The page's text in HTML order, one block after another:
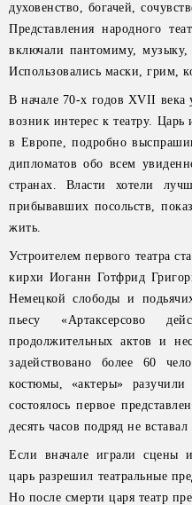
духовенство, богачей,
Представления народного
включали пантомиму,
Использовались маски, грим,
В начале 70-х годов XVII
возник интерес к театру.
в Европе, подробно
дипломатов обо всем
странах. Власти хотели
прибывавших посольств,
жить.
Устроителем первого театра
кирхи Иоганн Готфрид
Немецкой слободы и
пьесу «Артаксерсово
продолжительных актов и
задействовано более 60
костюмы, «актеры»
состоялось первое
десять часов подряд не
Если вначале играли сцены
царь разрешил театральные
Но после смерти царя театр